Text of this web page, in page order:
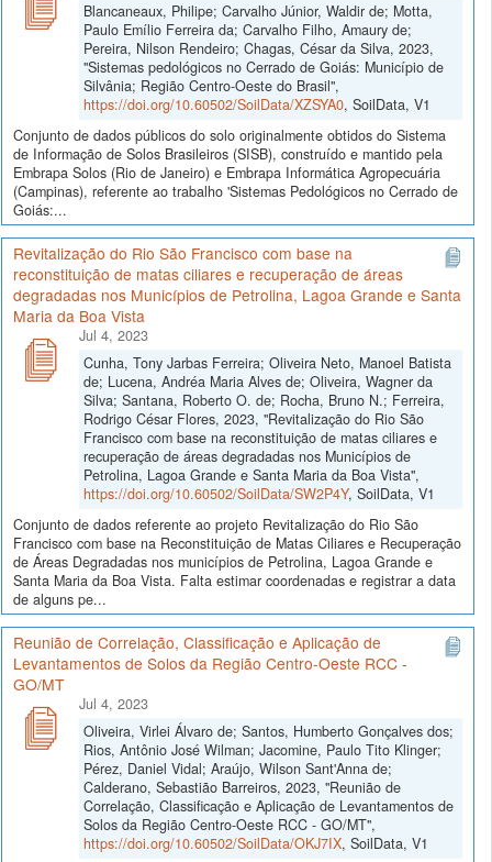
Blancaneaux, Philipe; Carvalho Júnior, Waldir de; Motta,
Paulo Emílio Ferreira da; Carvalho Filho, Amaury de;
Pereira, Nilson Rendeiro; Chagas, César da Silva, 2023,
"Sistemas pedológicos no Cerrado de Goiás: Município de
Silvânia; Região Centro-Oeste do Brasil",
https://doi.org/10.60502/SoilData/XZSYA0, SoilData, V1
Conjunto de dados públicos do solo originalmente obtidos do Sistema
de Informação de Solos Brasileiros (SISB), construído e mantido pela
Embrapa Solos (Rio de Janeiro) e Embrapa Informática Agropecuária
(Campinas), referente ao trabalho 'Sistemas Pedológicos no Cerrado de
Goiás:...
Revitalização do Rio São Francisco com base na
reconstituição de matas ciliares e recuperação de áreas
degradadas nos Municípios de Petrolina, Lagoa Grande e Santa
Maria da Boa Vista
Jul 4, 2023
Cunha, Tony Jarbas Ferreira; Oliveira Neto, Manoel Batista
de; Lucena, Andréa Maria Alves de; Oliveira, Wagner da
Silva; Santana, Roberto O. de; Rocha, Bruno N.; Ferreira,
Rodrigo César Flores, 2023, "Revitalização do Rio São
Francisco com base na reconstituição de matas ciliares e
recuperação de áreas degradadas nos Municípios de
Petrolina, Lagoa Grande e Santa Maria da Boa Vista",
https://doi.org/10.60502/SoilData/SW2P4Y, SoilData, V1
Conjunto de dados referente ao projeto Revitalização do Rio São
Francisco com base na Reconstituição de Matas Ciliares e Recuperação
de Áreas Degradadas nos municípios de Petrolina, Lagoa Grande e
Santa Maria da Boa Vista. Falta estimar coordenadas e registrar a data
de alguns pe...
Reunião de Correlação, Classificação e Aplicação de
Levantamentos de Solos da Região Centro-Oeste RCC -
GO/MT
Jul 4, 2023
Oliveira, Virlei Álvaro de; Santos, Humberto Gonçalves dos;
Rios, Antônio José Wilman; Jacomine, Paulo Tito Klinger;
Pérez, Daniel Vidal; Araújo, Wilson Sant'Anna de;
Calderano, Sebastião Barreiros, 2023, "Reunião de
Correlação, Classificação e Aplicação de Levantamentos de
Solos da Região Centro-Oeste RCC - GO/MT",
https://doi.org/10.60502/SoilData/OKJ7IX, SoilData, V1